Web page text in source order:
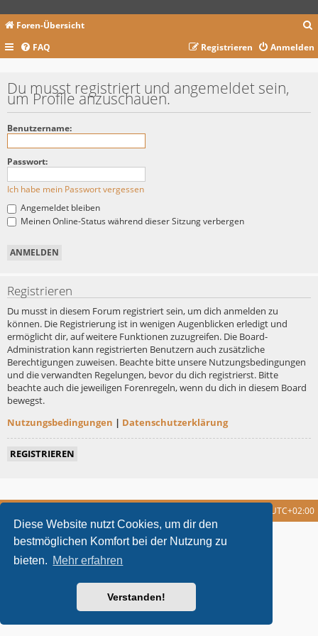
Diese Website nutzt Cookies, um dir den
bestmöglichen Komfort bei der Nutzung zu
bieten. Mehr erfahren
Verstanden!
Foren-Übersicht
c
FAQ Anmelden
Registrieren
Du musst registriert und angemeldet sein,
um Profile anzuschauen.
Benutzername:
Passwort:
Ich habe mein Passwort vergessen
Angemeldet bleiben
Meinen Online-Status während dieser Sitzung verbergen
Registrieren
Du musst in diesem Forum registriert sein, um dich anmelden zu
können. Die Registrierung ist in wenigen Augenblicken erledigt und
ermöglicht dir, auf weitere Funktionen zuzugreifen. Die Board-
Administration kann registrierten Benutzern auch zusätzliche
Berechtigungen zuweisen. Beachte bitte unsere Nutzungsbedingungen
und die verwandten Regelungen, bevor du dich registrierst. Bitte
beachte auch die jeweiligen Forenregeln, wenn du dich in diesem Board
bewegst.
Nutzungsbedingungen | Datenschutzerklärung
REGISTRIEREN
UTC+02:00
metrolike style by Eric Seguin Updated for phpBB3.2 by
Powered byphpBB ® Forum Software © phpBB Limited
Deutsche Übersetzung durch